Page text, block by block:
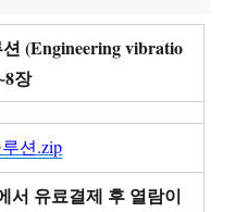
(Engineering vibratio
장
션.zip
서 유료결제 후 열람이